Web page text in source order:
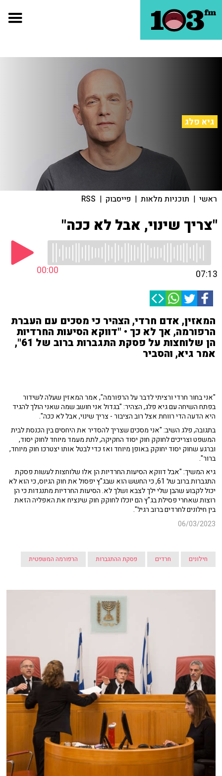
גיא פלג
ראשי | תוכניות מלאות | פייסבוק |
RSS
"צריך שינוי, אבל לא ככה"
00:00 07:13
המאזין, אדם חרדי, הצהיר כי מסכים עם העברת
הרפורמה, אך לא כך • "דווקא הסיעות החרדיות
הן שלוחצות על פסקת התגברות ברוב של 61",
אמר גיא, והסביר
"אני בחור חרדי ורציתי לדבר על הרפורמה", אמר המאזין שעלה לשידור
בפתח השיחה עם גיא פלג, הצהיר: "בגדול אני חושב שמה שאני הולך להגיד
היא הדעה הדי רווחת אצל רוב הציבור - צריך שינוי, אבל לא ככה".
בתגובה, פלג השיב: "אני מסכים שצריך להסדיר את היחסים בין הכנסת לבית
המשפט וצריכים לחוקק חוק יסוד החקיקה, לתת מעמד מיוחד לחוק יסוד,
וברגע שחוק יסוד יחוקק באופן מיוחד ואז כדי לבטל אותו יצטרכו חוק מיוחד,
ברור".
גיא המשיך: "אבל דווקא הסיעות החרדיות הן אלו שלוחצות לעשות פסקת
התגברות ברוב של 61, כי החשש הוא שבג"ץ יפסול את חוק הגיוס, כי הוא לא
יכול לקבוע שהבן שלי ילך לצבא ושלך לא. הסיעות החרדיות מתנגדות כי הן
רוצות שאחרי פסילת בג"ץ הם יוכלו לחוקק חוק שינציח את האפליה הזאת
בין חילונים לחרדים ברוב רגיל".
06/03/2023
חילונים חרדים פסקת ההתגברות הרפורמה המשפטית